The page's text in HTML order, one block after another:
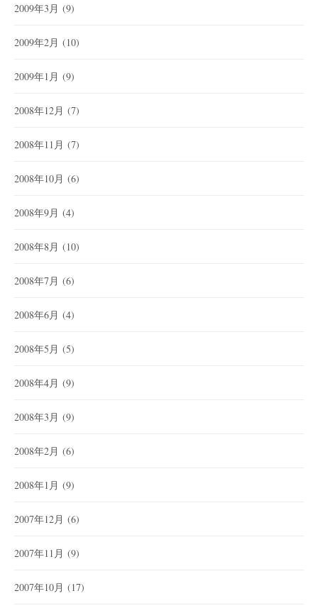
2009年3月 (9)
2009年2月 (10)
2009年1月 (9)
2008年12月 (7)
2008年11月 (7)
2008年10月 (6)
2008年9月 (4)
2008年8月 (10)
2008年7月 (6)
2008年6月 (4)
2008年5月 (5)
2008年4月 (9)
2008年3月 (9)
2008年2月 (6)
2008年1月 (9)
2007年12月 (6)
2007年11月 (9)
2007年10月 (17)